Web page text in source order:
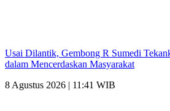
Usai Dilantik, Gembong R Sumedi
dalam Mencerdaskan Masyarakat
8 Agustus 2026 | 11:41 WIB